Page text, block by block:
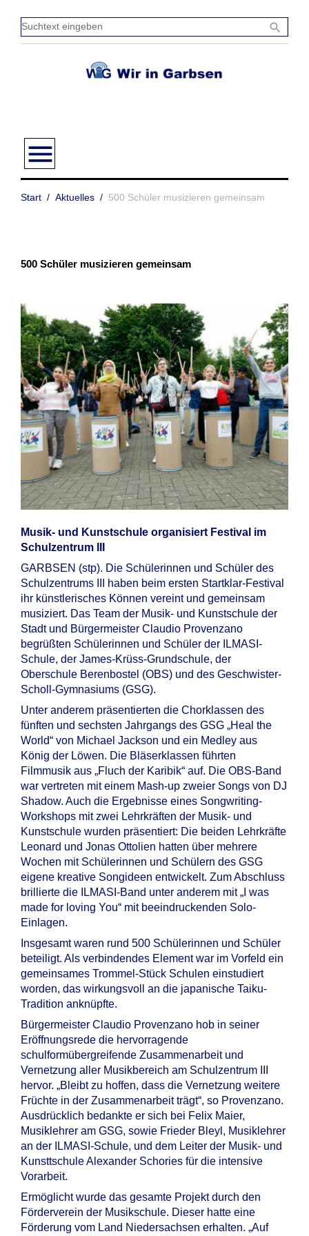
Inhalt
springen
search
menu
Start / Aktuelles / 500 Schüler musizieren gemeinsam
500 Schüler musizieren gemeinsam
Musik- und Kunstschule organisiert Festival im
Schulzentrum III
GARBSEN (stp). Die Schülerinnen und Schüler des
Schulzentrums III haben beim ersten Startklar-Festival
ihr künstlerisches Können vereint und gemeinsam
musiziert. Das Team der Musik- und Kunstschule der
Stadt und Bürgermeister Claudio Provenzano
begrüßten Schülerinnen und Schüler der ILMASI-
Schule, der James-Krüss-Grundschule, der
Oberschule Berenbostel (OBS) und des Geschwister-
Scholl-Gymnasiums (GSG).
Unter anderem präsentierten die Chorklassen des
fünften und sechsten Jahrgangs des GSG „Heal the
World“ von Michael Jackson und ein Medley aus
König der Löwen. Die Bläserklassen führten
Filmmusik aus „Fluch der Karibik“ auf. Die OBS-Band
war vertreten mit einem Mash-up zweier Songs von DJ
Shadow. Auch die Ergebnisse eines Songwriting-
Workshops mit zwei Lehrkräften der Musik- und
Kunstschule wurden präsentiert: Die beiden Lehrkräfte
Leonard und Jonas Ottolien hatten über mehrere
Wochen mit Schülerinnen und Schülern des GSG
eigene kreative Songideen entwickelt. Zum Abschluss
brillierte die ILMASI-Band unter anderem mit „I was
made for loving You“ mit beeindruckenden Solo-
Einlagen.
Insgesamt waren rund 500 Schülerinnen und Schüler
beteiligt. Als verbindendes Element war im Vorfeld ein
gemeinsames Trommel-Stück Schulen einstudiert
worden, das wirkungsvoll an die japanische Taiku-
Tradition anknüpfte.
Bürgermeister Claudio Provenzano hob in seiner
Eröffnungsrede die hervorragende
schulformübergreifende Zusammenarbeit und
Vernetzung aller Musikbereich am Schulzentrum III
hervor. „Bleibt zu hoffen, dass die Vernetzung weitere
Früchte in der Zusammenarbeit trägt“, so Provenzano.
Ausdrücklich bedankte er sich bei Felix Maier,
Musiklehrer am GSG, sowie Frieder Bleyl, Musiklehrer
an der ILMASI-Schule, und dem Leiter der Musik- und
Kunsttschule Alexander Schories für die intensive
Vorarbeit.
Ermöglicht wurde das gesamte Projekt durch den
Förderverein der Musikschule. Dieser hatte eine
Förderung vom Land Niedersachsen erhalten. „Auf